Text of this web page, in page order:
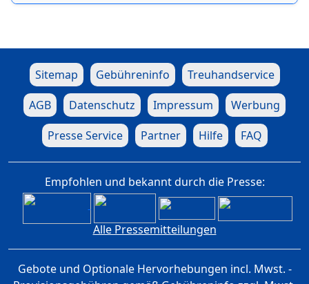
Sitemap Gebühreninfo
Treuhandservice
AGB
Datenschutz Impressum
Werbung
Presse Service
Partner Hilfe FAQ
Empfohlen und bekannt durch die Presse:
Alle Pressemitteilungen
Gebote und Optionale Hervorhebungen incl. Mwst. -